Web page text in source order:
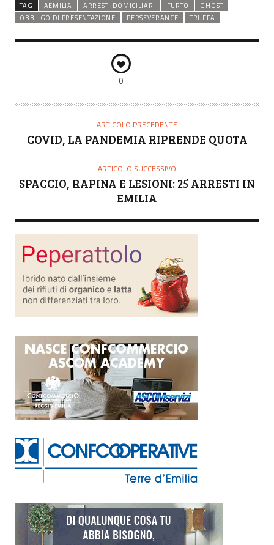
TAG
AEMILIA ARRESTI DOMICILIARI FURTO
GHOST
OBBLIGO DI PRESENTAZIONE
PERSEVERANCE TRUFFA
0
ARTICOLO PRECEDENTE
COVID, LA PANDEMIA RIPRENDE QUOTA
ARTICOLO SUCCESSIVO
SPACCIO, RAPINA E LESIONI: 25 ARRESTI IN
EMILIA